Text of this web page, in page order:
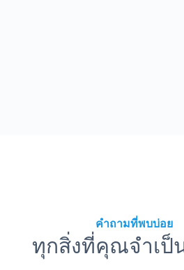
คำถามที่พบบ่อย
ทุกสิ่งที่คุณจำเป็